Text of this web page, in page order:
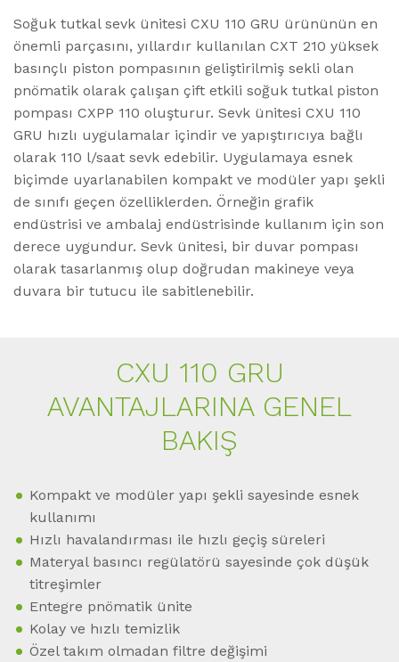
Soğuk tutkal sevk ünitesi CXU 110 GRU ürününün en
önemli parçasını, yıllardır kullanılan CXT 210 yüksek
basınçlı piston pompasının geliştirilmiş sekli olan
pnömatik olarak çalışan çift etkili soğuk tutkal piston
pompası CXPP 110 oluşturur. Sevk ünitesi CXU 110
GRU hızlı uygulamalar içindir ve yapıştırıcıya bağlı
olarak 110 l/saat sevk edebilir. Uygulamaya esnek
biçimde uyarlanabilen kompakt ve modüler yapı şekli
de sınıfı geçen özelliklerden. Örneğin grafik
endüstrisi ve ambalaj endüstrisinde kullanım için son
derece uygundur. Sevk ünitesi, bir duvar pompası
olarak tasarlanmış olup doğrudan makineye veya
duvara bir tutucu ile sabitlenebilir.
CXU 110 GRU
AVANTAJLARINA GENEL
BAKIŞ
Kompakt ve modüler yapı şekli sayesinde esnek
kullanımı
Hızlı havalandırması ile hızlı geçiş süreleri
Materyal basıncı regülatörü sayesinde çok düşük
titreşimler
Entegre pnömatik ünite
Kolay ve hızlı temizlik
Özel takım olmadan filtre değişimi